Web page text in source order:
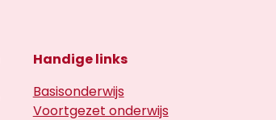
Handige links
Basisonderwijs
Voortgezet onderwijs